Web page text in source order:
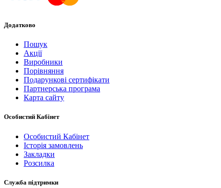
Додатково
Пошук
Акції
Виробники
Порівняння
Подарункові сертифікати
Партнерська програма
Карта сайту
Особистий Кабінет
Особистий Кабінет
Історія замовлень
Закладки
Розсилка
Служба підтримки